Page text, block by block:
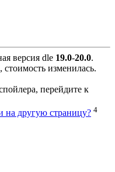
версия dle 19.0-20.0.
изменилась.
перейдите к
на другую страницу? 4